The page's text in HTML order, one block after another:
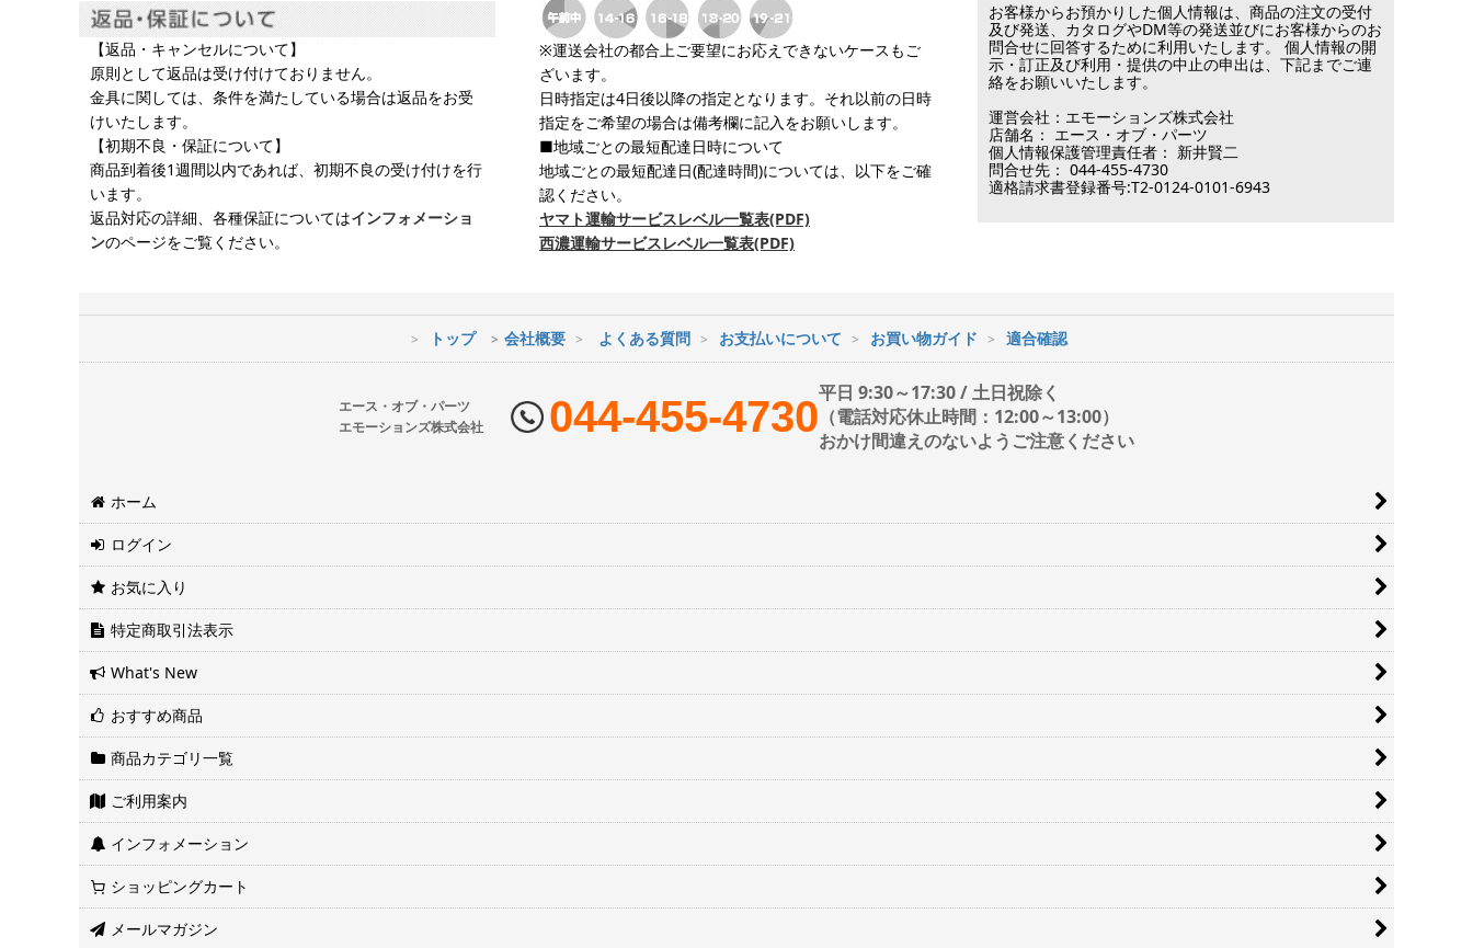
【返品・キャンセルについて】
原則として返品は受け付けておりません。
金具に関しては、条件を満たしている場合は返品をお受
けいたします。
【初期不良・保証について】
商品到着後1週間以内であれば、初期不良の受け付けを行
います。
返品対応の詳細、各種保証についてはインフォメーショ
ンのページをご覧ください。
※運送会社の都合上ご要望にお応えできないケースもご
ざいます。
日時指定は4日後以降の指定となります。それ以前の日時
指定をご希望の場合は備考欄に記入をお願いします。
■地域ごとの最短配達日時について
地域ごとの最短配達日(配達時間)については、以下をご確
認ください。
ヤマト運輸サービスレベル一覧表(PDF)
西濃運輸サービスレベル一覧表(PDF)
お客様からお預かりした個人情報は、商品の注文の受付
及び発送、カタログやDM等の発送並びにお客様からのお
問合せに回答するために利用いたします。 個人情報の開
示・訂正及び利用・提供の中止の申出は、下記までご連
絡をお願いいたします。
運営会社：エモーションズ株式会社
店舗名： エース・オブ・パーツ
個人情報保護管理責任者： 新井賢二
問合せ先： 044-455-4730
適格請求書登録番号:T2-0124-0101-6943
トップ 会社概要 よくある質問 お支払いについて お買い物ガイド 適合確認
エース・オブ・パーツ
エモーションズ株式会社
044-455-4730平日 9:30～17:30 / 土日祝除く
（電話対応休止時間：12:00～13:00）
おかけ間違えのないようご注意ください
ホーム
ログイン
お気に入り
特定商取引法表示
What's New
おすすめ商品
商品カテゴリ一覧
ご利用案内
インフォメーション
ショッピングカート
メールマガジン